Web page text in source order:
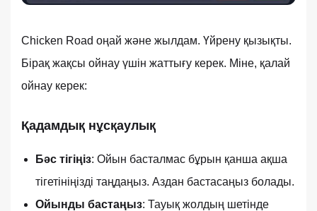
Chicken Road оңай және жылдам. Үйрену қызықты.
Бірақ жақсы ойнау үшін жаттығу керек. Міне, қалай
ойнау керек:
Қадамдық нұсқаулық
Бәс тігіңіз: Ойын басталмас бұрын қанша ақша
тігетініңізді таңдаңыз. Аздан бастасаңыз болады.
Ойынды бастаңыз: Тауық жолдың шетінде